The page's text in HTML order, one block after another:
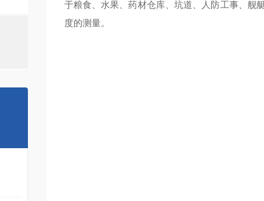
于粮食、水果、药材仓库、坑道、人防工事、舰
度的测量。